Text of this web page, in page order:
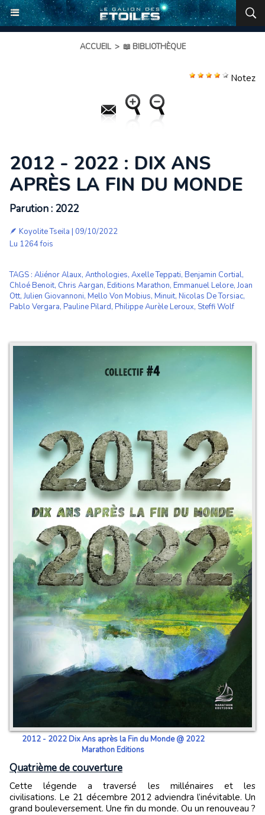
ACCUEIL > 📖 BIBLIOTHÈQUE
Notez
2012 - 2022 : DIX ANS
APRÈS LA FIN DU MONDE
Parution : 2022
🪶 Koyolite Tseila | 09/10/2022
Lu 1264 fois
TAGS : Aliénor Alaux, Anthologies, Axelle Teppati, Benjamin Cortial,
Chloé Benoit, Chris Aargan, Editions Marathon, Emmanuel Lelore,Joan
Ott,Julien Giovannoni, Mello Von Mobius, Minuit, Nicolas De Torsiac,
Pablo Vergara, Pauline Pilard, Philippe Aurèle Leroux, Steffi Wolf
2012 - 2022 Dix Ans après la Fin du Monde @ 2022
Marathon Editions
Quatrième de couverture
Cette légende a traversé les millénaires et les
civilisations. Le 21 décembre 2012 adviendra l’inévitable. Un
grand bouleversement. Une fin du monde. Ou un renouveau ?